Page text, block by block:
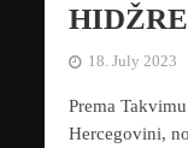
18. July 2023
Prema
Hercegovini,